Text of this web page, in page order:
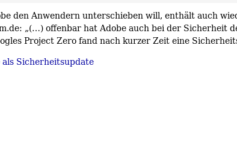
den Anwendern unterschieben will, enthält auch
„(…) offenbar hat Adobe auch bei der Sicherheit
Project Zero fand nach kurzer Zeit eine
Sicherheitsupdate